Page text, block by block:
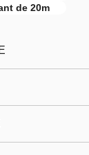
de 20m